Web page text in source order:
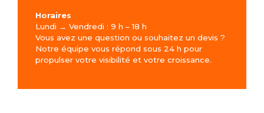
Horaires
Lundi → Vendredi : 9 h – 18 h
Vous avez une question ou souhaitez un devis ?
Notre équipe vous répond sous 24 h pour
propulser votre visibilité et votre croissance.